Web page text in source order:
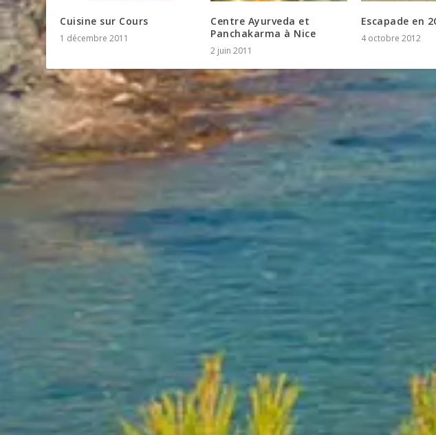
Cuisine sur Cours
1 décembre 2011
Centre Ayurveda et
Panchakarma à Nice
2 juin 2011
Escapade en
4 octobre 2012